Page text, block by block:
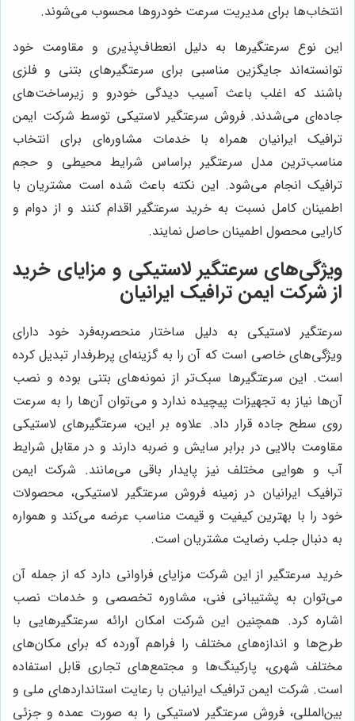
انتخاب‌ها برای مدیریت سرعت خودروها محسوب می‌شوند.
این نوع سرعتگیرها به دلیل انعطاف‌پذیری و مقاومت خود
توانسته‌اند جایگزین مناسبی برای سرعتگیرهای بتنی و فلزی
باشند که اغلب باعث آسیب دیدگی خودرو و زیرساخت‌های
جاده‌ای می‌شدند. فروش سرعتگیر لاستیکی توسط شرکت ایمن
ترافیک ایرانیان همراه با خدمات مشاوره‌ای برای انتخاب
مناسب‌ترین مدل سرعتگیر براساس شرایط محیطی و حجم
ترافیک انجام می‌شود. این نکته باعث شده است مشتریان با
اطمینان کامل نسبت به خرید سرعتگیر اقدام کنند و از دوام و
کارایی محصول اطمینان حاصل نمایند.
ویژگی‌های سرعتگیر لاستیکی و مزایای خرید
از شرکت ایمن ترافیک ایرانیان
سرعتگیر لاستیکی به دلیل ساختار منحصربه‌فرد خود دارای
ویژگی‌های خاصی است که آن را به گزینه‌ای پرطرفدار تبدیل کرده
است. این سرعتگیرها سبک‌تر از نمونه‌های بتنی بوده و نصب
آن‌ها نیاز به تجهیزات پیچیده ندارد و می‌توان آن‌ها را به سرعت
روی سطح جاده قرار داد. علاوه بر این، سرعتگیرهای لاستیکی
مقاومت بالایی در برابر سایش و ضربه دارند و در مقابل شرایط
آب و هوایی مختلف نیز پایدار باقی می‌مانند. شرکت ایمن
ترافیک ایرانیان در زمینه فروش سرعتگیر لاستیکی، محصولات
خود را با بهترین کیفیت و قیمت مناسب عرضه می‌کند و همواره
به دنبال جلب رضایت مشتریان است.
خرید سرعتگیر از این شرکت مزایای فراوانی دارد که از جمله آن
می‌توان به پشتیبانی فنی، مشاوره تخصصی و خدمات نصب
اشاره کرد. همچنین این شرکت امکان ارائه سرعتگیرهایی با
طرح‌ها و اندازه‌های مختلف را فراهم آورده که برای مکان‌های
مختلف شهری، پارکینگ‌ها و مجتمع‌های تجاری قابل استفاده
است. شرکت ایمن ترافیک ایرانیان با رعایت استانداردهای ملی و
بین‌المللی، فروش سرعتگیر لاستیکی را به صورت عمده و جزئی